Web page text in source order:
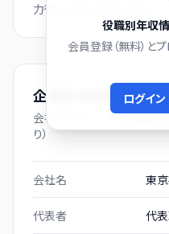
役職別年収
会員登録（無料）と
ログイン
力後にご覧いただけます。
企業基本情報
会社プロフィール（有価証
り）
会社名 東
代表者 代